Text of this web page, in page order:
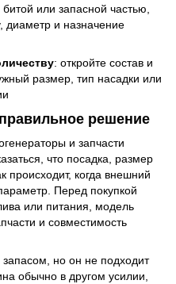
или запасной частью,
диаметр и назначение
: откройте состав и
размер, тип насадки или
решение
и запчасти
что посадка, размер
происходит, когда внешний
Перед покупкой
или питания, модель
и совместимость
запасом, но он не подходит
обычно в другом усилии,